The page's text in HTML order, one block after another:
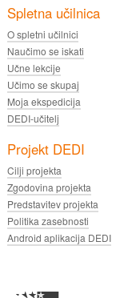
Spletna učilnica
O spletni učilnici
Naučimo se iskati
Učne lekcije
Učimo se skupaj
Moja ekspedicija
DEDI-učitelj
Projekt DEDI
Cilji projekta
Zgodovina projekta
Predstavitev projekta
Politika zasebnosti
Android aplikacija DEDI